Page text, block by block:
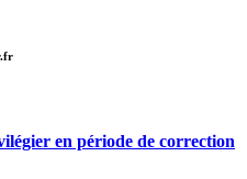
en période de correction